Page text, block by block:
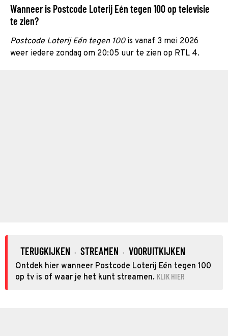
Wanneer is Postcode Loterij Eén tegen 100 op televisie
te zien?
Postcode Loterij Eén tegen 100is vanaf 3 mei 2026
weer iedere zondag om 20:05 uur te zien op RTL 4.
TERUGKIJKEN · STREAMEN · VOORUITKIJKEN
Ontdek hier wanneer Postcode Loterij Eén tegen 100
op tv is of waar je het kunt streamen. KLIK HIER